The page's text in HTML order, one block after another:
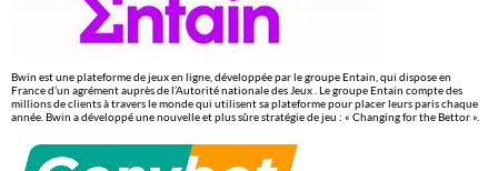
Bwin est une plateforme de jeux en ligne, développée par le groupe Entain, qui dispose en
France d’un agrément auprès de l’Autorité nationale des Jeux . Le groupe Entain compte des
millions de clients à travers le monde qui utilisent sa plateforme pour placer leurs paris chaque
année. Bwin a développé une nouvelle et plus sûre stratégie de jeu : « Changing for the Bettor ».